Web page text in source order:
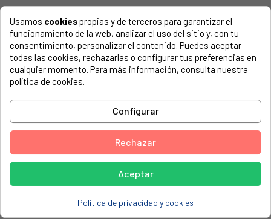
Los mandos de esta placa de vitrocerámica se han
diseñado para ser intuitivamente accesibles.
Siempre sabrás qué zona sigue caliente
inteligentemente dónde reside el calor, esta vitrocerámica
te permite saber exactamente qué zonas siguen calientes.
Seguridad para proteger a los más pequeños
seguridad que impide que los niños la enciendan de forma
accidental. En marcha con un solo toque.
Usamos cookiespropias y de terceros para garantizar el
funcionamiento de la web, analizar el uso del sitio y, con tu
consentimiento, personalizar el contenido. Puedes aceptar
todas las cookies, rechazarlas o configurar tus preferencias en
cualquier momento. Para más información, consulta nuestra
política de cookies.
Configurar
Rechazar
Aceptar
Política de privacidad y cookies